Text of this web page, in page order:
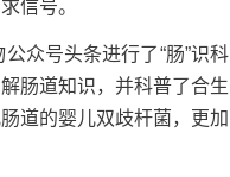
信号。
众号头条进行了“肠”识科
肠道知识，并科普了合生
道的婴儿双歧杆菌，更加